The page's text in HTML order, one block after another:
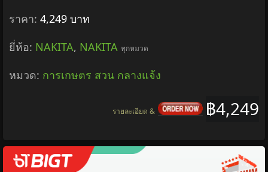
ราคา: 4,249 บาท
ยี่ห้อ: NAKITA, NAKITA ทุกหมวด
หมวด: การเกษตร สวน กลางแจ้ง
฿4,249
รายละเอียด &